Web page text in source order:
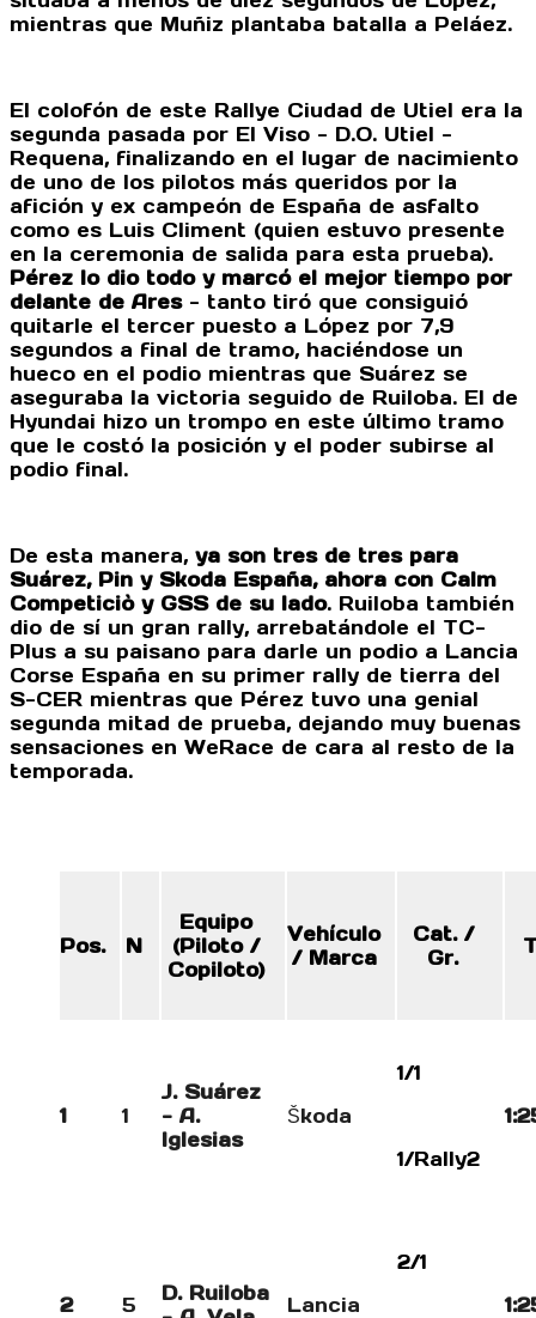
mientras que Muñiz plantaba batalla a Peláez.
El colofón de este Rallye Ciudad de Utiel era la
segunda pasada por El Viso - D.O. Utiel -
Requena, finalizando en el lugar de nacimiento
de uno de los pilotos más queridos por la
afición y ex campeón de España de asfalto
como es Luis Climent (quien estuvo presente
en la ceremonia de salida para esta prueba).
Pérez lo dio todo y marcó el mejor tiempo por
delante de Ares- tanto tiró que consiguió
quitarle el tercer puesto a López por 7,9
segundos a final de tramo, haciéndose un
hueco en el podio mientras que Suárez se
aseguraba la victoria seguido de Ruiloba. El de
Hyundai hizo un trompo en este último tramo
que le costó la posición y el poder subirse al
podio final.
De esta manera, ya son tres de tres para
Suárez, Pin y Skoda España, ahora con Calm
Competiciò y GSS de su lado. Ruiloba también
dio de sí un gran rally, arrebatándole el TC-
Plus a su paisano para darle un podio a Lancia
Corse España en su primer rally de tierra del
S-CER mientras que Pérez tuvo una genial
segunda mitad de prueba, dejando muy buenas
sensaciones en WeRace de cara al resto de la
temporada.
Pos. N
Equipo
(Piloto /
Copiloto)
Vehículo
/ Marca
Cat. /
Gr.
1 1
J. Suárez
- A.
Iglesias
Škoda
1/1
1/Rally2
2 5
D. Ruiloba
Lancia
2/1